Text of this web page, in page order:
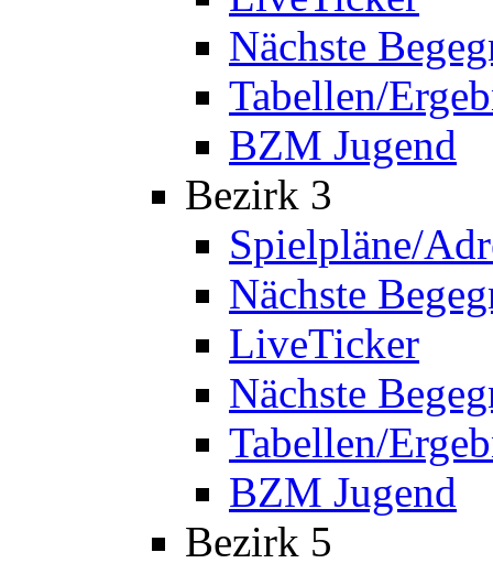
Nächste
Tabellen/
BZM Jugend
Bezirk 3
Spielpläne/
Nächste
LiveTicker
Nächste
Tabellen/
BZM Jugend
Bezirk 5